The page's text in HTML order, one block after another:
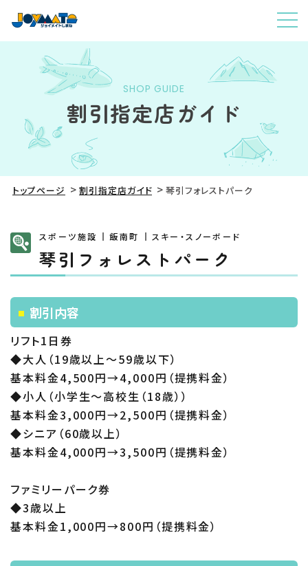
SHOP GUIDE
割引指定店ガイド
トップページ 割引指定店ガイド 琴引フォレストパーク
スポーツ施設 飯南町 スキー・スノーボード
琴引フォレストパーク
割引内容
リフト1日券
◆大人（19歳以上～59歳以下）
基本料金4,500円→4,000円（提携料金）
◆小人（小学生～高校生（18歳））
基本料金3,000円→2,500円（提携料金）
◆シニア（60歳以上）
基本料金4,000円→3,500円（提携料金）
ファミリーパーク券
◆3歳以上
基本料金1,000円→800円（提携料金）